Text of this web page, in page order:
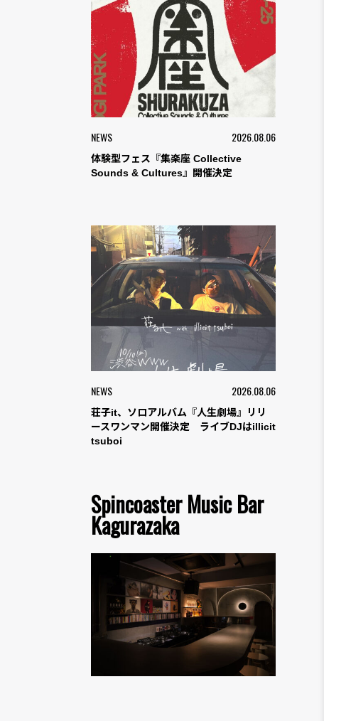
NEWS 2026.08.06
体験型フェス『集楽座 Collective
Sounds & Cultures』開催決定
NEWS 2026.08.06
荘子it、ソロアルバム『人生劇場』リリ
ースワンマン開催決定 ライブDJはillicit
tsuboi
Spincoaster Music Bar
Kagurazaka